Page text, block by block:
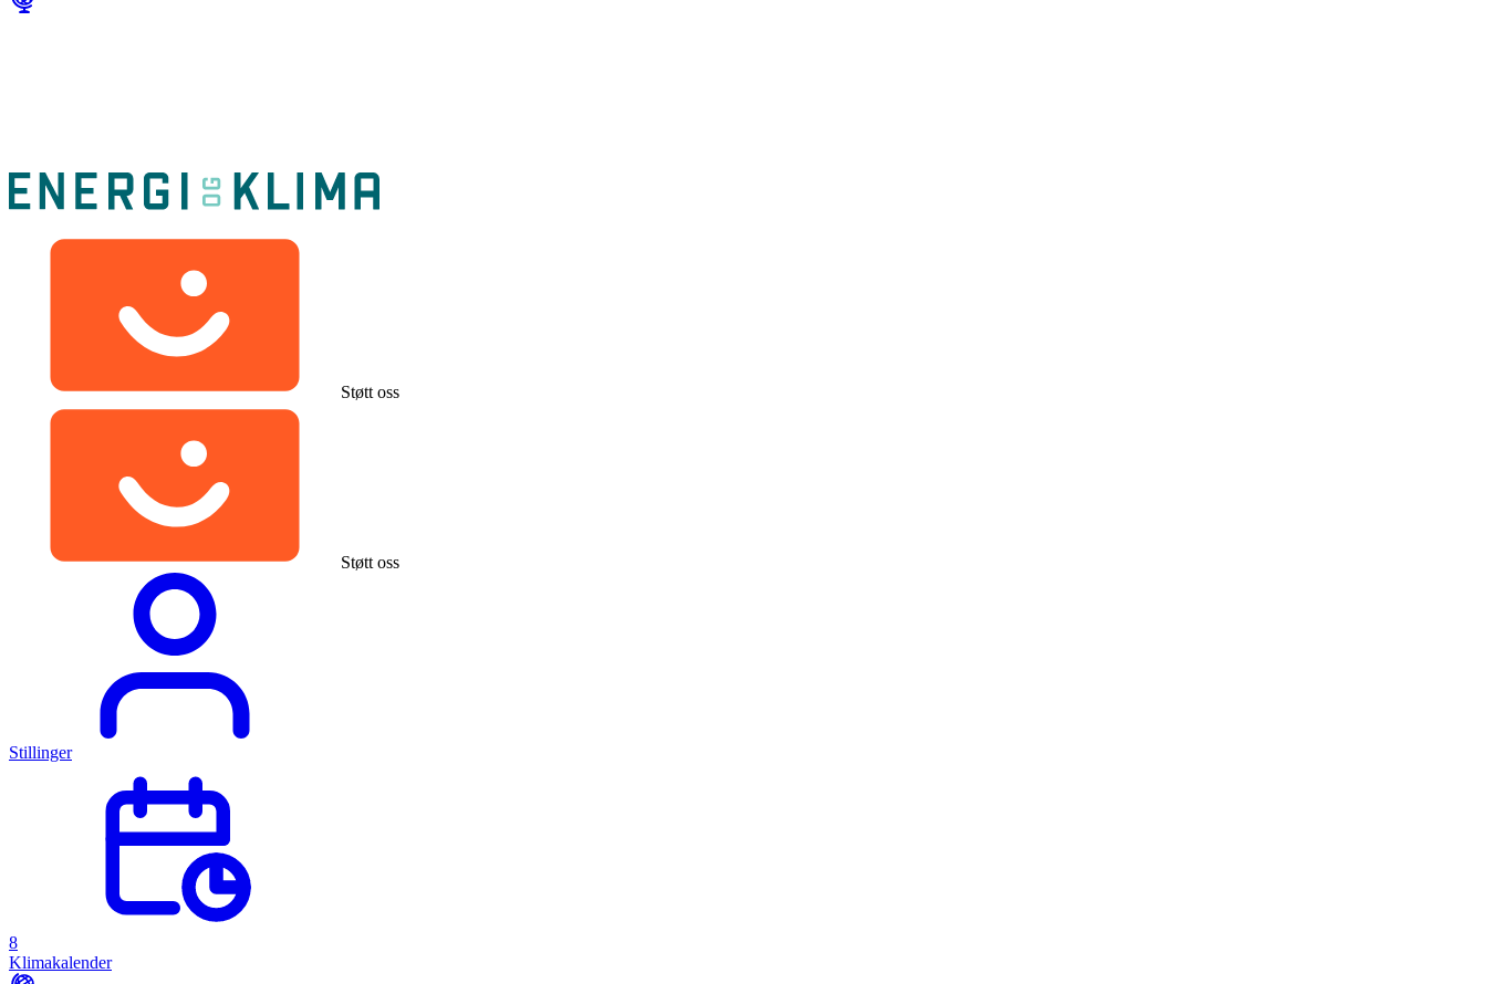
Støtt oss
Støtt oss
Stillinger
8
Klimakalender